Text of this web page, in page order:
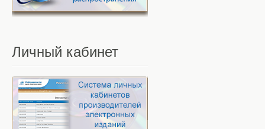
Личный кабинет